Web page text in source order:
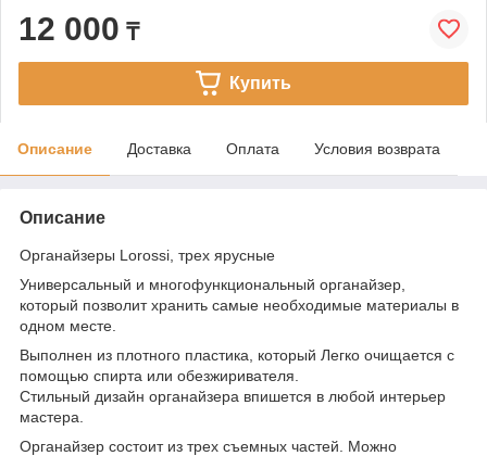
12 000 ₸
Купить
Описание Доставка Оплата Условия возврата
Описание
Органайзеры Lorossi, трех ярусные
Универсальный и многофункциональный органайзер,
который позволит хранить самые необходимые материалы в
одном месте.
Выполнен из плотного пластика, который Легко очищается с
помощью спирта или обезжиривателя.
Стильный дизайн органайзера впишется в любой интерьер
мастера.
Органайзер состоит из трех съемных частей. Можно